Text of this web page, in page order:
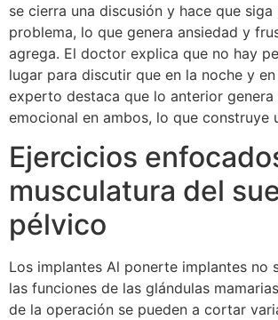
se cierra una discusión y hace que siga
problema, lo que genera ansiedad y
agrega. El doctor explica que no hay
lugar para discutir que en la noche y en
experto destaca que lo anterior genera
emocional en ambos, lo que construye
Ejercicios
musculatura del
pélvico
Los implantes Al ponerte implantes no
las funciones de las glándulas
de la operación se pueden a cortar